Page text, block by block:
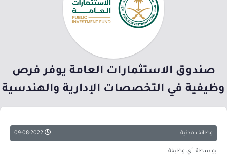
صندوق الاستثمارات العامة يوفر فرص
وظيفية في التخصصات الإدارية والهندسية
وظائف مدنية
بواسطة: أي وظيفة